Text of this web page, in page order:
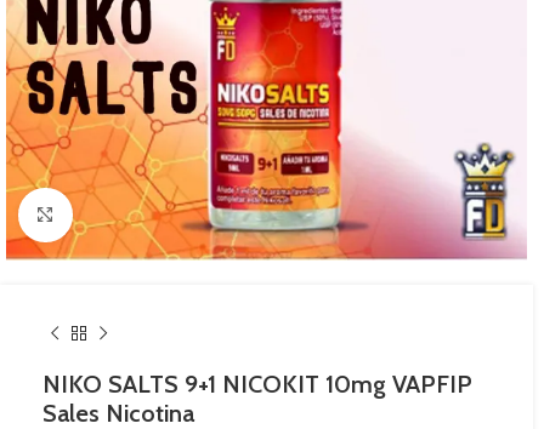
Haga Click para agrandar
NIKO SALTS 9+1 NICOKIT 10mg VAPFIP
Sales Nicotina